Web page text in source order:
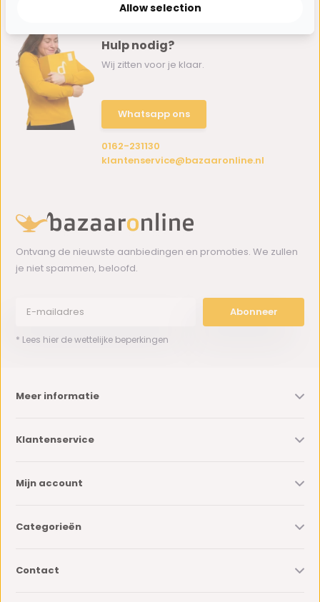
Hulp nodig?
Wij zitten voor je klaar.
Whatsapp ons
0162-231130
klantenservice@bazaaronline.nl
Ontvang de nieuwste aanbiedingen en promoties. We zullen
je niet spammen, beloofd.
Abonneer
* Lees hier de wettelijke beperkingen
Meer informatie
Klantenservice
Mijn account
Categorieën
Contact
Allow selection